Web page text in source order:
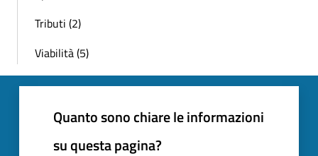
Tributi (2)
Viabilità (5)
Quanto sono chiare le informazioni
su questa pagina?